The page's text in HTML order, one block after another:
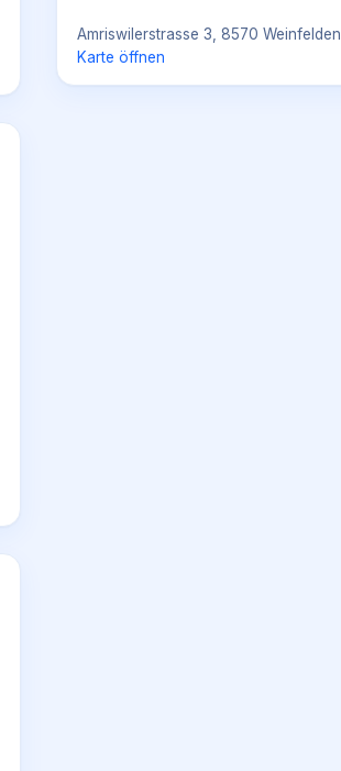
Amriswilerstrasse 3, 8570 Weinfelden
Karte öffnen